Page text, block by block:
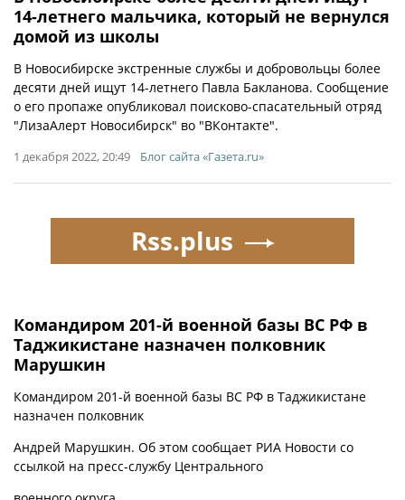
14-летнего мальчика, который не вернулся
домой из школы
В Новосибирске экстренные службы и добровольцы более
десяти дней ищут 14-летнего Павла Бакланова. Сообщение
о его пропаже опубликовал поисково-спасательный отряд
"ЛизаАлерт Новосибирск" во "ВКонтакте".
1 декабря 2022, 20:49 Блог сайта «Газета.ru»
Командиром 201-й военной базы ВС РФ в
Таджикистане назначен полковник
Марушкин
Командиром 201-й военной базы ВС РФ в Таджикистане
назначен полковник
Андрей Марушкин. Об этом сообщает РИА Новости со
ссылкой на пресс-службу Центрального
Rss.plus